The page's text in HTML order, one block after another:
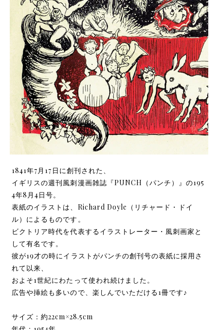
1841年7月17日に創刊された、
イギリスの週刊風刺漫画雑誌『PUNCH（パンチ）』の195
4年8月4日号。
表紙のイラストは、Richard Doyle（リチャード・ドイ
ル）によるものです。
ビクトリア時代を代表するイラストレーター・風刺画家と
して有名です。
彼が19才の時にイラストがパンチの創刊号の表紙に採用さ
れて以来、
およそ1世紀にわたって使われ続けました。
広告や挿絵も多いので、楽しんでいただける1冊です♪
サイズ：約22cm×28.5cm